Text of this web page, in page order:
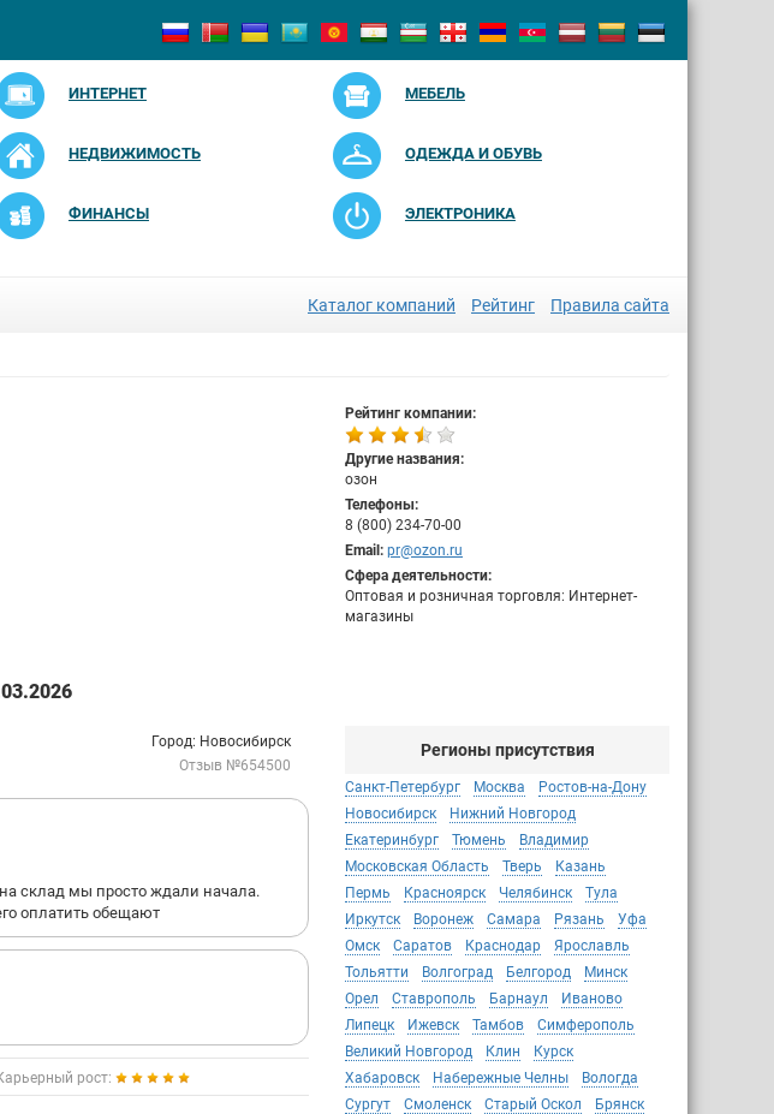
ИНТЕРНЕТ МЕБЕЛЬ
НЕДВИЖИМОСТЬ ОДЕЖДА И ОБУВЬ
ФИНАНСЫ ЭЛЕКТРОНИКА
Каталог компаний Рейтинг Правила сайта
Рейтинг компании:
Другие названия:
озон
Телефоны:
8 (800) 234-70-00
Email: pr@ozon.ru
Сфера деятельности:
Оптовая и розничная торговля: Интернет-
магазины
Город: Новосибирск
Отзыв №654500
на склад мы просто ждали начала.
оплатить обещают
рост:
Регионы присутствия
Санкт-Петербург Москва
Ростов-на-Дону
Новосибирск
Нижний Новгород
Екатеринбург
Тюмень
Владимир
Московская Область
Тверь
Казань
Пермь
Красноярск Челябинск
Тула
Иркутск
Воронеж Самара Рязань
Уфа
Омск
Саратов Краснодар
Ярославль
Тольятти
Волгоград Белгород
Минск
Орел
Ставрополь Барнаул
Иваново
Липецк
Ижевск Тамбов
Симферополь
Великий Новгород
Клин
Курск
Хабаровск
Набережные Челны
Вологда
Сургут
Смоленск Старый Оскол
Брянск